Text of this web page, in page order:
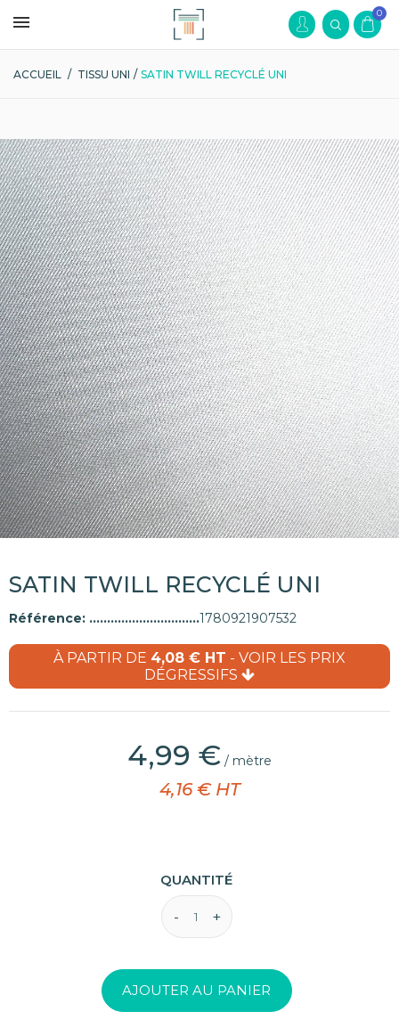
0
ACCUEIL / TISSU UNI / SATIN TWILL RECYCLÉ UNI
SATIN TWILL RECYCLÉ UNI
Référence: 1780921907532
À PARTIR DE 4,08 € HT - VOIR LES PRIX
DÉGRESSIFS
4,99 € / mètre
4,16 € HT
QUANTITÉ
AJOUTER AU PANIER